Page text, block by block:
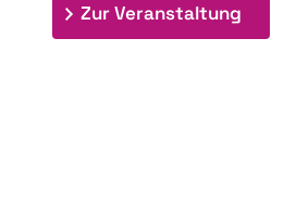
Zur Veranstaltung